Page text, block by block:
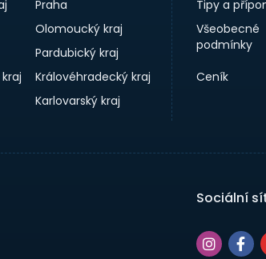
Praha
Olomoucký kraj
Pardubický kraj
Královéhradecký kraj
Karlovarský kraj
Tipy a
Všeobecné
podmínky
Ceník
Sociální